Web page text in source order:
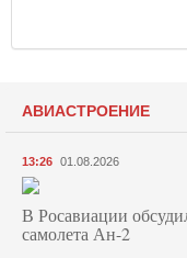
АВИАСТРОЕНИЕ
13:26 01.08.2026
В Росавиации
самолета Ан-2